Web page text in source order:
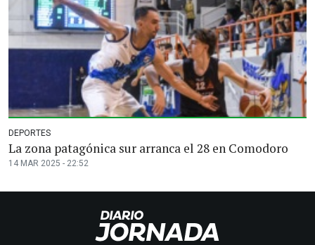
DEPORTES
La zona patagónica sur arranca el 28 en Comodoro
14 MAR 2025 - 22:52